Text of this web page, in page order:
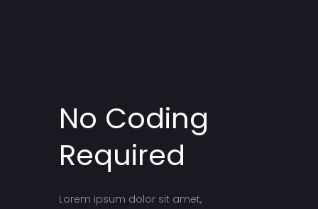
No Coding
Required
Lorem ipsum dolor sit amet,